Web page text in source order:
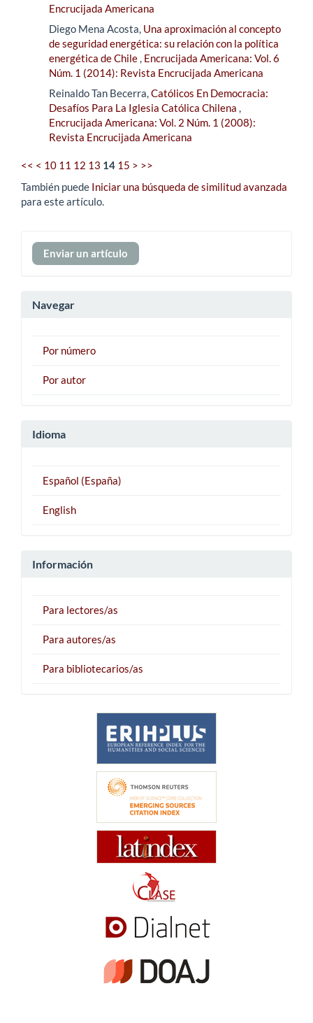
Encrucijada Americana
Diego Mena Acosta, Una aproximación al concepto
de seguridad energética: su relación con la política
energética de Chile, Encrucijada Americana: Vol. 6
Núm. 1 (2014): Revista Encrucijada Americana
Reinaldo Tan Becerra,Católicos En Democracia:
Desafíos Para La Iglesia Católica Chilena ,
Encrucijada Americana: Vol. 2 Núm. 1 (2008):
Revista Encrucijada Americana
<< < 10 11 12 13 14 15 > >>
También puede Iniciar una búsqueda de similitud avanzada
para este artículo.
Enviar
un
Enviar un artículo
Navegar
Por número
Por autor
Idioma
Español (España)
English
Información
Para lectores/as
Para autores/as
Para bibliotecarios/as